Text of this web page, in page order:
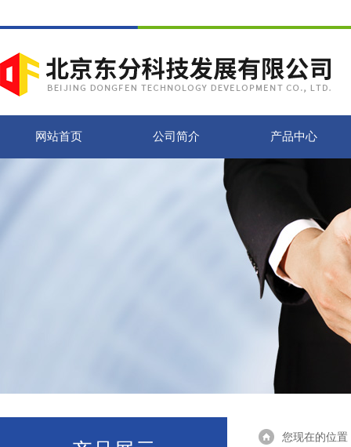
网站首页 公司简介 产品中心
您现在的位置